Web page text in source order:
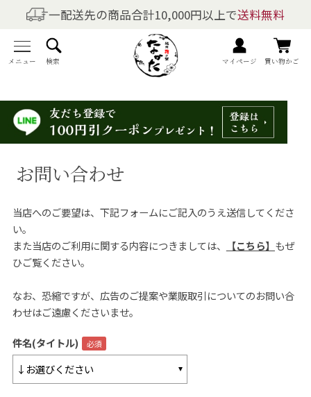
一配送先の商品合計10,000円以上で送料無料
メニュー 検索 マイページ 買い物かご
商品を探す
全商品一覧
梅干しの商品一覧
梅酒の商品一覧
梅製品・その他の商品一覧
メニュー
トップページ
マイページ
初めての方へ ご利用ガイド
お問い合わせ
当店へのご要望は、下記フォームにご記入のうえ送信してくださ
い。
また当店のご利用に関する内容につきましては、
【こちら】 もぜ
ひご覧ください。
なお、恐縮ですが、広告のご提案や業販取引についてのお問い合
わせはご遠慮くださいませ。
件名(タイトル)